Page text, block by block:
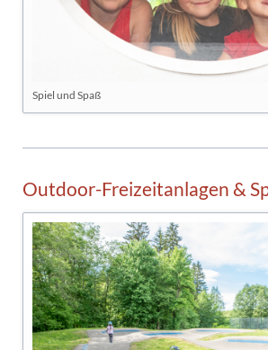
Spiel und Spaß
Outdoor-Freizeitanlagen &